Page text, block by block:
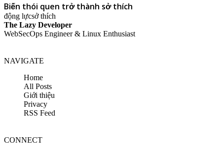
Biến thói quen trở thành sở thích
động lựcsở thích
The Lazy Developer
WebSecOps Engineer & Linux Enthusiast
NAVIGATE
Home
All Posts
Giới thiệu
Privacy
RSS Feed
CONNECT